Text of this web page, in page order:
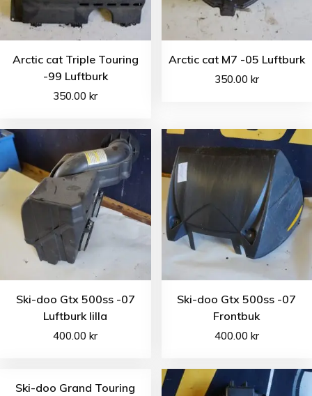
Arctic cat Triple Touring
-99 Luftburk
350.00kr
Arctic cat M7 -05 Luftburk
350.00 kr
Ski-doo Gtx 500ss -07
Luftburk lilla
400.00kr
Ski-doo Gtx 500ss -07
Frontbuk
400.00 kr
Ski-doo Grand Touring